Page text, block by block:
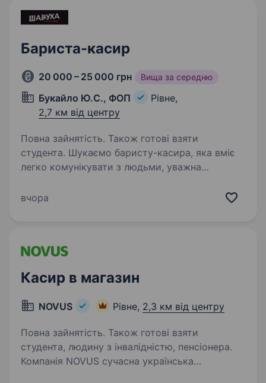
Бариста-касир
20 000 – 25 000 грн Вища за середню
Букайло Ю.С., ФОП
Рівне,
2,7 км від центру
Повна зайнятість. Також готові взяти
студента. Шукаємо баристу-касира, яка вміє
легко комунікувати з людьми, уважна
розвиватися. Якщо ти любиш активний темп,
вчора
Касир в магазин
NOVUS Рівне, 2,3 км від центру
Повна зайнятість. Також готові взяти
студента, людину з інвалідністю, пенсіонера.
Компанія NOVUS сучасна українська